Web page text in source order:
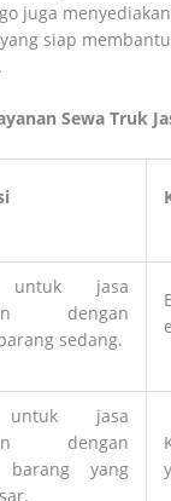
juga
siap
Sewa Truk
untuk jasa
dengan
sedang.
jasa
dengan
barang yang